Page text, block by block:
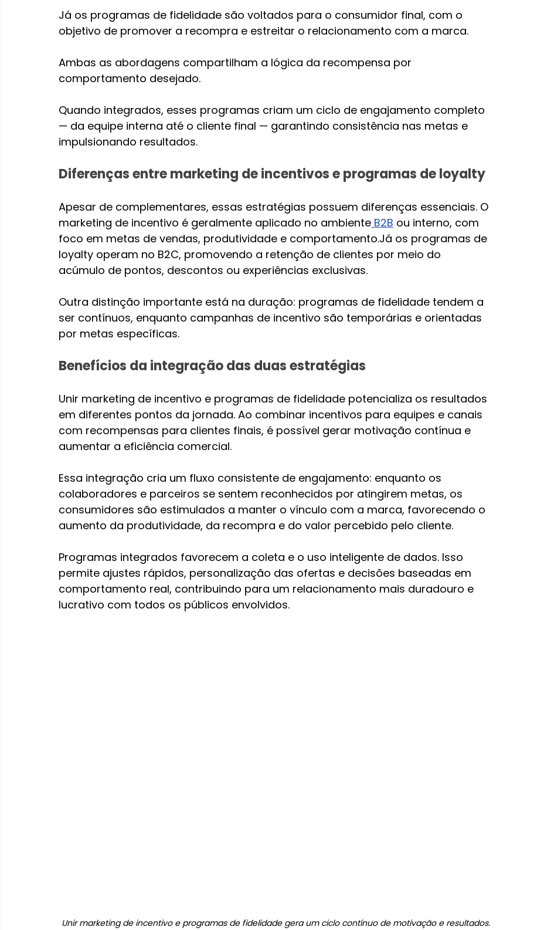
Já os programas de fidelidade são voltados para o consumidor final, com o
objetivo de promover a recompra e estreitar o relacionamento com a marca.
Ambas as abordagens compartilham a lógica da recompensa por
comportamento desejado.
Quando integrados, esses programas criam um ciclo de engajamento completo
— da equipe interna até o cliente final — garantindo consistência nas metas e
impulsionando resultados.
Diferenças entre marketing de incentivos e programas de loyalty
Apesar de complementares, essas estratégias possuem diferenças essenciais. O
marketing de incentivo é geralmente aplicado no ambiente B2B ou interno, com
foco em metas de vendas, produtividade e comportamento.Já os programas de
loyalty operam no B2C, promovendo a retenção de clientes por meio do
acúmulo de pontos, descontos ou experiências exclusivas.
Outra distinção importante está na duração: programas de fidelidade tendem a
ser contínuos, enquanto campanhas de incentivo são temporárias e orientadas
por metas específicas.
Benefícios da integração das duas estratégias
Unir marketing de incentivo e programas de fidelidade potencializa os resultados
em diferentes pontos da jornada. Ao combinar incentivos para equipes e canais
com recompensas para clientes finais, é possível gerar motivação contínua e
aumentar a eficiência comercial.
Essa integração cria um fluxo consistente de engajamento: enquanto os
colaboradores e parceiros se sentem reconhecidos por atingirem metas, os
consumidores são estimulados a manter o vínculo com a marca, favorecendo o
aumento da produtividade, da recompra e do valor percebido pelo cliente.
Programas integrados favorecem a coleta e o uso inteligente de dados. Isso
permite ajustes rápidos, personalização das ofertas e decisões baseadas em
comportamento real, contribuindo para um relacionamento mais duradouro e
lucrativo com todos os públicos envolvidos.
Unir marketing de incentivo e programas de fidelidade gera um ciclo contínuo de motivação e resultados.